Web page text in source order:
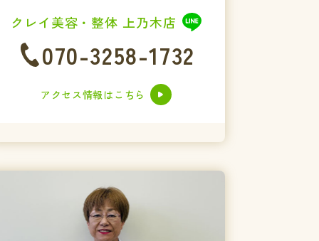
クレイ美容・整体 上乃木店
070-3258-1732
アクセス情報はこちら